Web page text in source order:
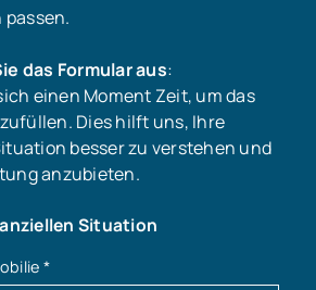
das Formular aus:
einen Moment Zeit, um das
Dies hilft uns, Ihre
besser zu verstehen und
anzubieten.
Situation
*